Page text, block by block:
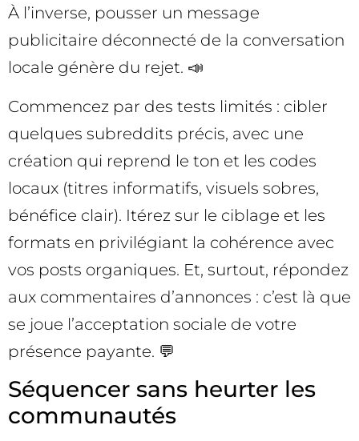
À l’inverse, pousser un message
publicitaire déconnecté de la conversation
locale génère du rejet. 📣
Commencez par des tests limités : cibler
quelques subreddits précis, avec une
création qui reprend le ton et les codes
locaux (titres informatifs, visuels sobres,
bénéfice clair). Itérez sur le ciblage et les
formats en privilégiant la cohérence avec
vos posts organiques. Et, surtout, répondez
aux commentaires d’annonces : c’est là que
se joue l’acceptation sociale de votre
présence payante. 💬
Séquencer sans heurter les
communautés